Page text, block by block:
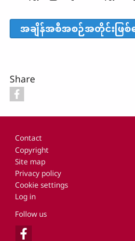
Share
Footer
Contact
Copyright
Site map
Privacy policy
Cookie settings
Log in
Follow us